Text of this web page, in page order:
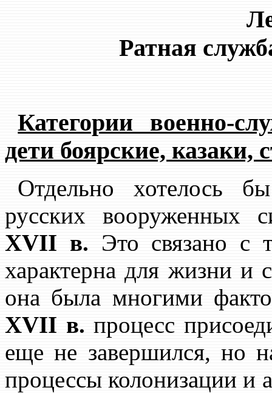
Ратная
Категории военно-
дети боярские, казаки,
Отдельно хотелось
русских вооруженных
XVII в. Это связано с
характерна для жизни и
она была многими
XVII в. процесс
еще не завершился, но
процессы колонизации и